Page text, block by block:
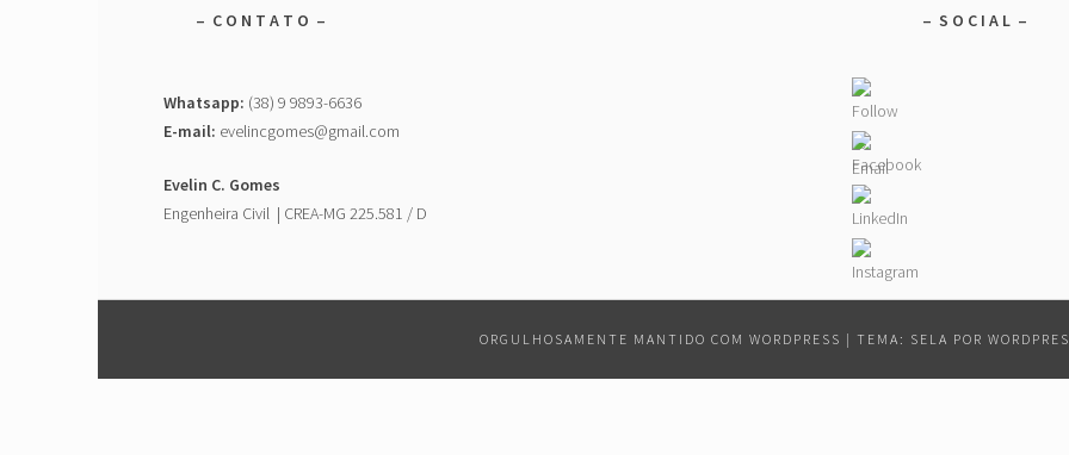
– C O N T A T O –
Whatsapp: (38) 9 9893-6636
E-mail: evelincgomes@gmail.com
Evelin C. Gomes
Engenheira Civil | CREA-MG 225.581 / D
– S O C I A L –
ORGULHOSAMENTE MANTIDO COM WORDPRESS | TEMA: SELA POR